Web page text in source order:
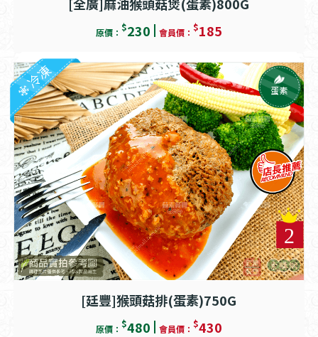
[全廣]麻油猴頭菇煲(蛋素)800G
原價： $230 會員價： $185
[廷豐]猴頭菇排(蛋素)750G
原價： $480 會員價： $430
冷凍 蛋素